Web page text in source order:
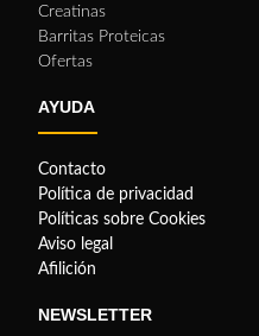
Creatinas
Barritas Proteicas
Ofertas
AYUDA
Contacto
Política de privacidad
Políticas sobre Cookies
Aviso legal
Afilición
NEWSLETTER